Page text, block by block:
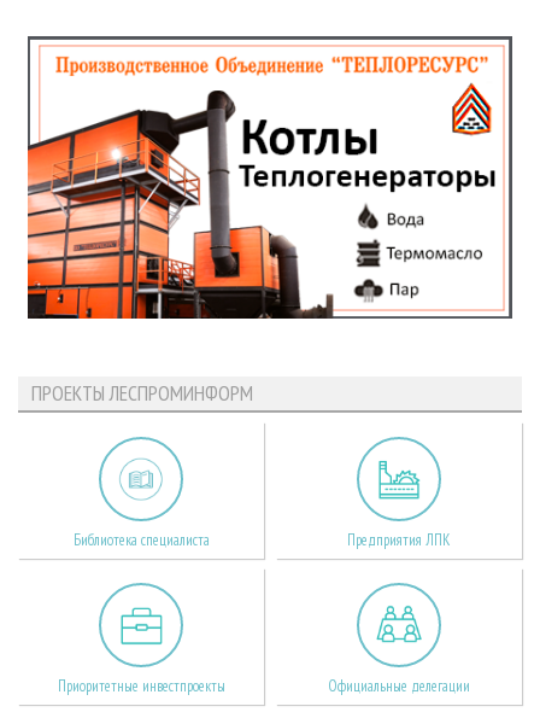
ПРОЕКТЫ ЛЕСПРОМИНФОРМ
Библиотека специалиста Предприятия ЛПК
Приоритетные инвестпроекты Официальные делегации